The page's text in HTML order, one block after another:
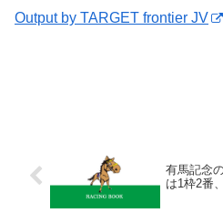
Output by TARGET frontier JV
有馬記念
は1枠2番